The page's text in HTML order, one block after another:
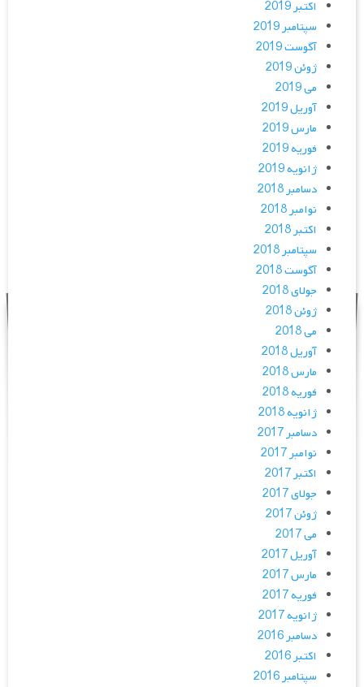
اکتبر 2019
سپتامبر 2019
آگوست 2019
ژوئن 2019
می 2019
آوریل 2019
مارس 2019
فوریه 2019
ژانویه 2019
دسامبر 2018
نوامبر 2018
اکتبر 2018
سپتامبر 2018
آگوست 2018
جولای 2018
ژوئن 2018
می 2018
آوریل 2018
مارس 2018
فوریه 2018
ژانویه 2018
دسامبر 2017
نوامبر 2017
اکتبر 2017
جولای 2017
ژوئن 2017
می 2017
آوریل 2017
مارس 2017
فوریه 2017
ژانویه 2017
دسامبر 2016
اکتبر 2016
سپتامبر 2016